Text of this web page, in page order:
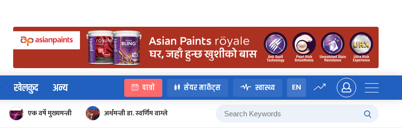
खेलकुद अन्य पात्रो सेयर मार्केट्स स्वास्थ्य EN
एक वर्षे मुख्यमन्त्री अर्थमन्त्री डा. स्वर्णिम वाग्ले